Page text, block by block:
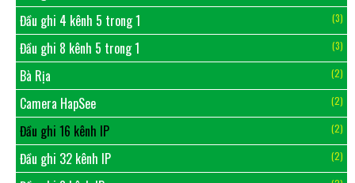
Đầu ghi 4 kênh 5 trong 1 (3)
Đầu ghi 8 kênh 5 trong 1 (3)
Bà Rịa (2)
Camera HapSee (2)
Đầu ghi 16 kênh IP (2)
Đầu ghi 32 kênh IP (2)